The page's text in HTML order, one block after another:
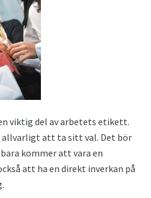
viktig del av arbetets etikett.
allvarligt att ta sitt val. Det bör
kommer att vara en
att ha en direkt inverkan på